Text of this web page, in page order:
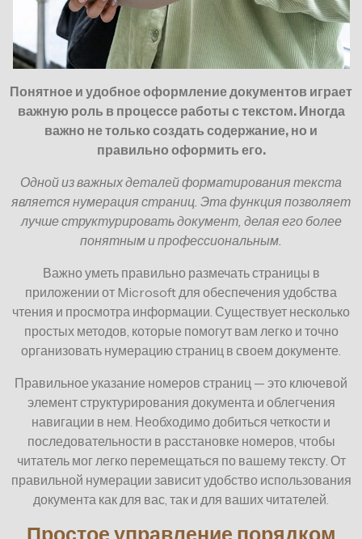
Понятное и удобное оформление документов играет
важную роль в процессе работы с текстом. Иногда
важно не только создать содержание, но и
правильно оформить его.
Одной из важных деталей форматирования текста
является нумерация страниц. Эта функция позволяет
лучше структурировать документ, делая его более
понятным и профессиональным.
Важно уметь правильно размечать страницы в
приложении от Microsoft для обеспечения удобства
чтения и просмотра информации. Существует несколько
простых методов, которые помогут вам легко и точно
организовать нумерацию страниц в своем документе.
Правильное указание номеров страниц — это ключевой
элемент структурирования документа и облегчения
навигации в нем. Необходимо добиться четкости и
последовательности в расстановке номеров, чтобы
читатель мог легко перемещаться по вашему тексту. От
правильной нумерации зависит удобство использования
документа как для вас, так и для ваших читателей.
Простое управление порядком